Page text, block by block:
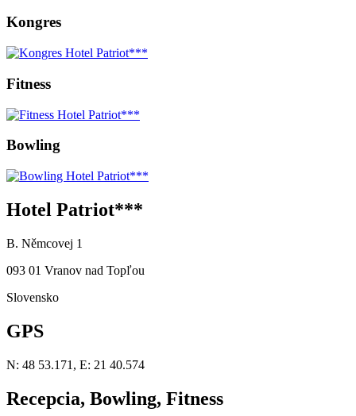
Kongres
Fitness
Bowling
Hotel Patriot***
B. Němcovej 1
093 01 Vranov nad Topľou
Slovensko
GPS
N: 48 53.171, E: 21 40.574
Recepcia, Bowling, Fitness